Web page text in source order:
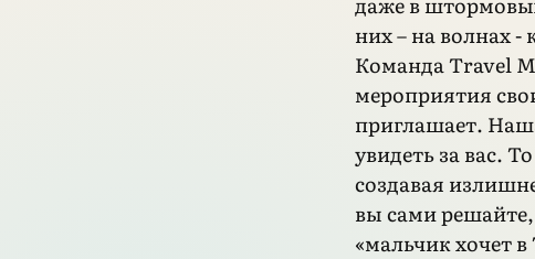
них – на волнах -
Команда Travel
мероприятия
приглашает.
увидеть за вас.
создавая
вы сами
«мальчик хочет